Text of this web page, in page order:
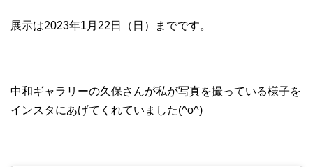
展示は2023年1月22日（日）までです。
中和ギャラリーの久保さんが私が写真を撮っている様子を
インスタにあげてくれていました(^o^)